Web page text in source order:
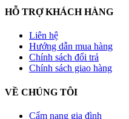
HỖ TRỢ KHÁCH HÀNG
Liên hệ
Hướng dẫn mua hàng
Chính sách đổi trả
Chính sách giao hàng
VỀ CHÚNG TÔI
Cẩm nang gia đình